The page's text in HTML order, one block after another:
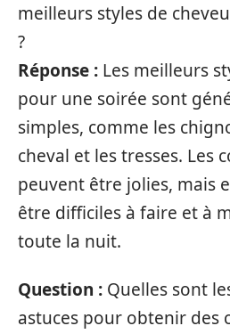
meilleurs styles de
?
Réponse : Les meilleurs
pour une soirée sont
simples, comme les
cheval et les tresses. Les
peuvent être jolies, mais
être difficiles à faire et à
toute la nuit.
Question : Quelles sont
astuces pour obtenir des